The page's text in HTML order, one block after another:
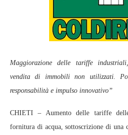
Maggiorazione delle tariffe
vendita di immobili non utilizzati.
responsabilità e impulso innovativo”
CHIETI – Aumento delle tariffe
fornitura di acqua, sottoscrizione di una